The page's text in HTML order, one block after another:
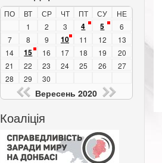
ПО ВТ СР ЧТ ПТ СУ
НЕ
1
2 3 4 5
6
7
8 9 10 11 12
13
14
15 16 17 18 19
20
21
22 23 24 25 26
27
28
29 30
Вересень 2020
Коаліція